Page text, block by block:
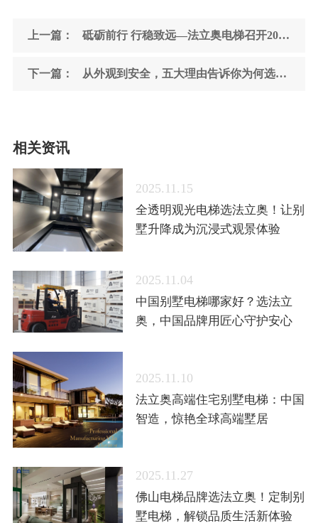
上一篇： 砥砺前行 行稳致远—法立奥电梯召开2024年度销售总结大会
下一篇： 从外观到安全，五大理由告诉你为何选择观光别墅电梯
相关资讯
2025.11.15
全透明观光电梯选法立奥！让别
墅升降成为沉浸式观景体验
2025.11.04
中国别墅电梯哪家好？选法立
奥，中国品牌用匠心守护安心
2025.11.10
法立奥高端住宅别墅电梯：中国
智造，惊艳全球高端墅居
2025.11.27
佛山电梯品牌选法立奥！定制别
墅电梯，解锁品质生活新体验